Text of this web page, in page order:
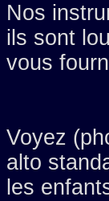
Nos
ils sont
vous
Voyez
alto
les